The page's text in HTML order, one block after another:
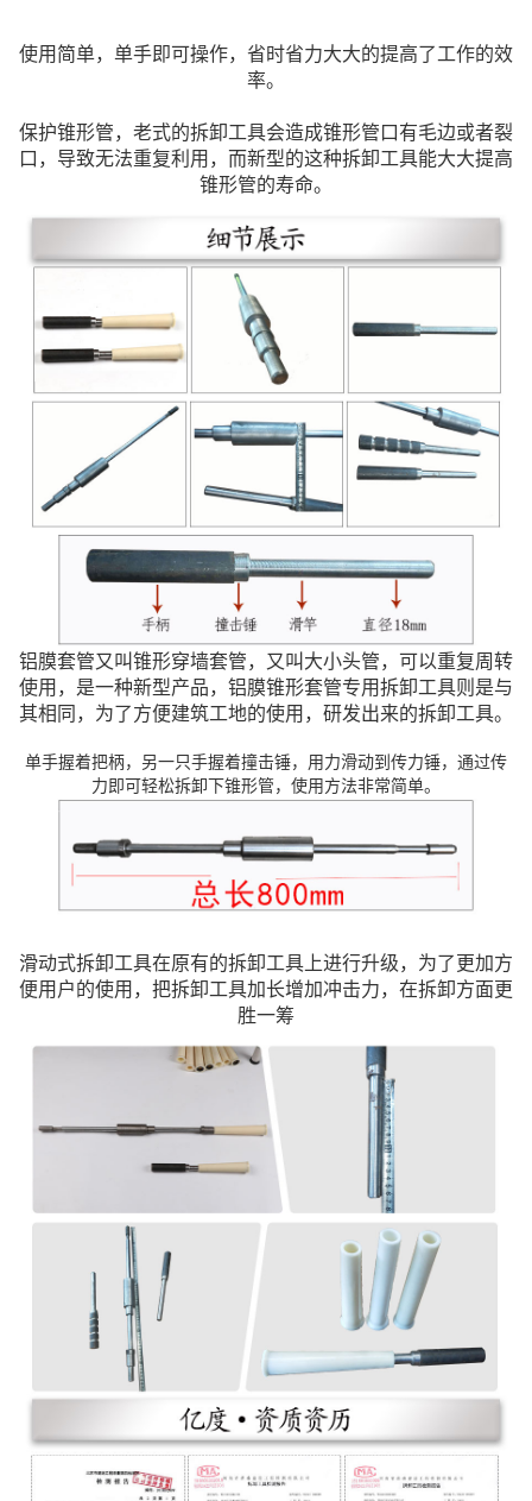
使用简单，单手即可操作，省时省力大大的提高了工作的效
率。
保护锥形管，老式的拆卸工具会造成锥形管口有毛边或者裂
口，导致无法重复利用，而新型的这种拆卸工具能大大提高
锥形管的寿命。
铝膜套管又叫锥形穿墙套管，又叫大小头管，可以重复周转
使用，是一种新型产品，铝膜锥形套管专用拆卸工具则是与
其相同，为了方便建筑工地的使用，研发出来的拆卸工具。
单手握着把柄，另一只手握着撞击锤，用力滑动到传力锤，通过传
力即可轻松拆卸下锥形管，使用方法非常简单。
滑动式拆卸工具在原有的拆卸工具上进行升级，为了更加方
便用户的使用，把拆卸工具加长增加冲击力，在拆卸方面更
胜一筹